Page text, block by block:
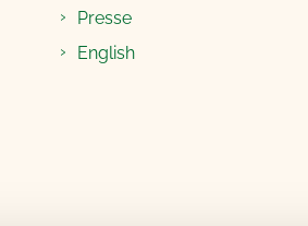
Presse
English